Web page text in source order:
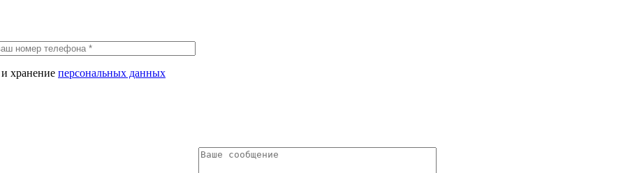
хранение персональных данных